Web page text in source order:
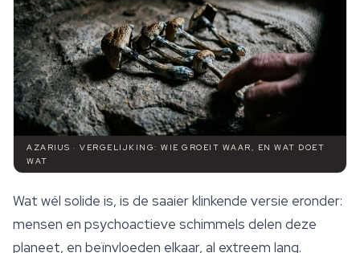
AZARIUS · VERGELIJKING: WIE GROEIT WAAR, EN WAT DOET
WAT
Wat wél solide is, is de saaier klinkende versie eronder:
mensen en psychoactieve schimmels delen deze
planeet, en beïnvloeden elkaar, al extreem lang.